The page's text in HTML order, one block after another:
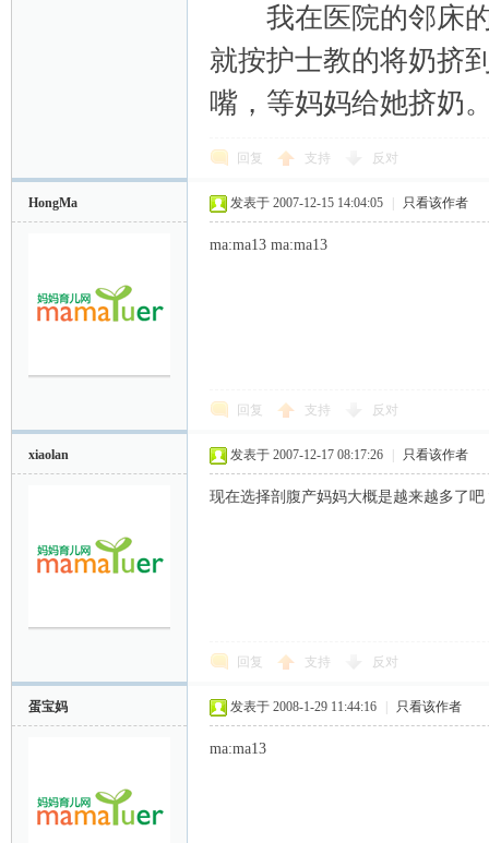
我在医院的邻床的
就按护士教的将奶挤
嘴，等妈妈给她挤奶
回复 支持 反对
HongMa 发表于 2007-12-15 14:04:05 只看该作者
ma:ma13 ma:ma13
回复 支持 反对
xiaolan 发表于 2007-12-17 08:17:26 只看该作者
现在选择剖腹产妈妈大概是越来越多了吧
回复 支持 反对
蛋宝妈 发表于 2008-1-29 11:44:16 只看该作者
ma:ma13